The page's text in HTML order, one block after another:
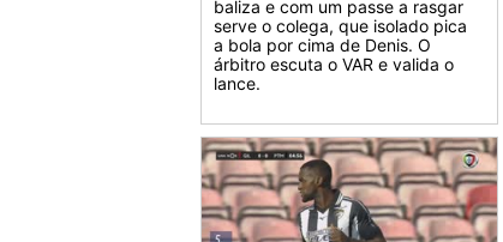
baliza e com um passe a rasgar
serve o colega, que isolado pica
a bola por cima de Denis. O
árbitro escuta o VAR e valida o
lance.